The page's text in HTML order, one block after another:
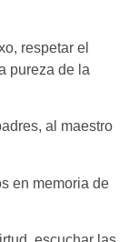
respetar el
pureza de la
al maestro
en memoria de